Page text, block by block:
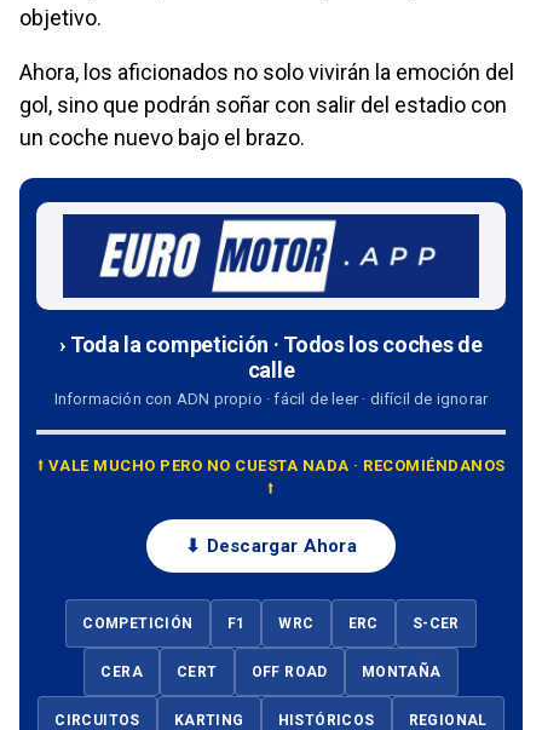
objetivo.
Ahora, los aficionados no solo vivirán la emoción del
gol, sino que podrán soñar con salir del estadio con
un coche nuevo bajo el brazo.
› Toda la competición · Todos los coches de
calle
Información con ADN propio · fácil de leer · difícil de ignorar
⭡ VALE MUCHO PERO NO CUESTA NADA · RECOMIÉNDANOS
⭡
⬇ Descargar Ahora
COMPETICIÓN F1 WRC ERC S-CER
CERA CERT OFF ROAD MONTAÑA
CIRCUITOS KARTING HISTÓRICOS REGIONAL